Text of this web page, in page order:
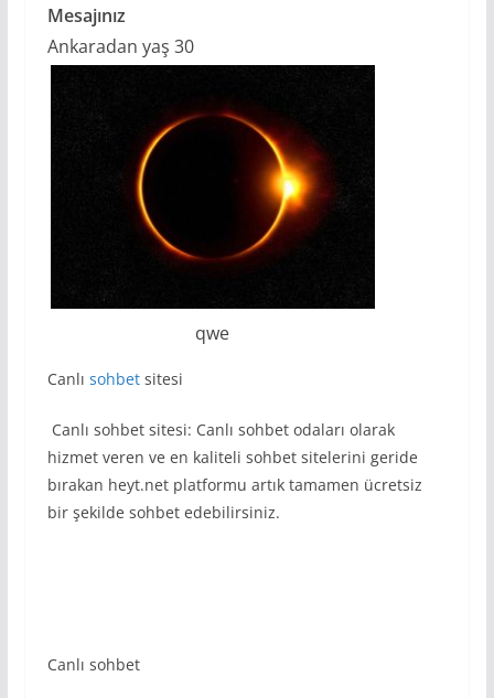
Mesajınız
Ankaradan yaş 30
qwe
Canlı sohbetsitesi
Canlı sohbet sitesi: Canlı sohbet odaları olarak
hizmet veren ve en kaliteli sohbet sitelerini geride
bırakan heyt.net platformu artık tamamen ücretsiz
bir şekilde sohbet edebilirsiniz.
Canlı sohbet